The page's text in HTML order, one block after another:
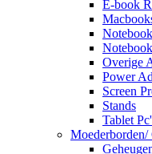
E-book
Overige
Power
Screen
Stands
Tablet
Moederborden/